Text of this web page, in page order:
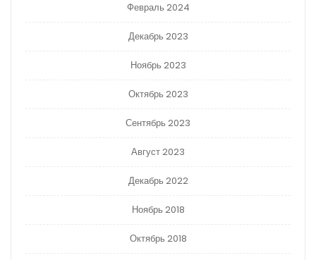
Февраль 2024
Декабрь 2023
Ноябрь 2023
Октябрь 2023
Сентябрь 2023
Август 2023
Декабрь 2022
Ноябрь 2018
Октябрь 2018